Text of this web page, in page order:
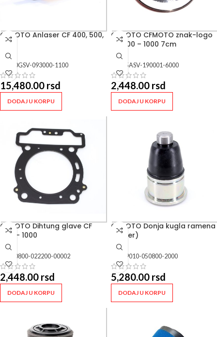
CFMOTO Anlaser CF 400, 500,
600
0GSV-093000-1100
15,480.00 rsd
DODAJ U KORPU
CFMOTO CFMOTO znak-logo
CF 400 – 1000 7cm
5ASV-190001-6000
2,448.00 rsd
DODAJ U KORPU
CFMOTO Dihtung glave CF
450 – 1000
0800-022200-00002
2,448.00 rsd
DODAJ U KORPU
CFMOTO Donja kugla ramena
(Lower)
9010-050800-2000
5,280.00 rsd
DODAJ U KORPU